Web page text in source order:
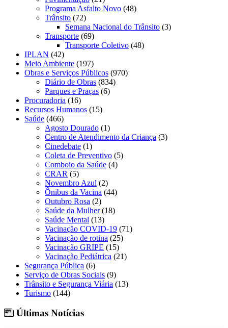
Programa Asfalto Novo (48)
Trânsito (72)
Semana Nacional do Trânsito (3)
Transporte (69)
Transporte Coletivo (48)
IPLAN (42)
Meio Ambiente (197)
Obras e Serviços Públicos (970)
Diário de Obras (834)
Parques e Praças (6)
Procuradoria (16)
Recursos Humanos (15)
Saúde (466)
Agosto Dourado (1)
Centro de Atendimento da Criança (3)
Cinedebate (1)
Coleta de Preventivo (5)
Comboio da Saúde (4)
CRAR (5)
Novembro Azul (2)
Ônibus da Vacina (44)
Outubro Rosa (2)
Saúde da Mulher(18)
Saúde Mental (13)
Vacinação COVID-19 (71)
Vacinação de rotina (25)
Vacinação GRIPE (15)
Vacinação Pediátrica (21)
Segurança Pública (6)
Serviço de Obras Sociais (9)
Trânsito e Segurança Viária (13)
Turismo (144)
Últimas Notícias